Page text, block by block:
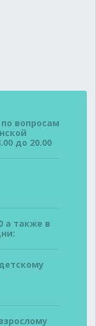
вопросам
до 20.00
а также в